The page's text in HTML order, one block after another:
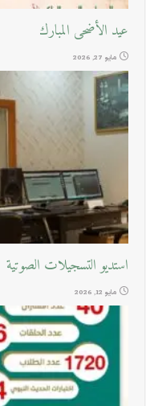
عيد الأضحى المبارك
مايو 27, 2026
استديو التسجيلات الصوتية
مايو 12, 2026